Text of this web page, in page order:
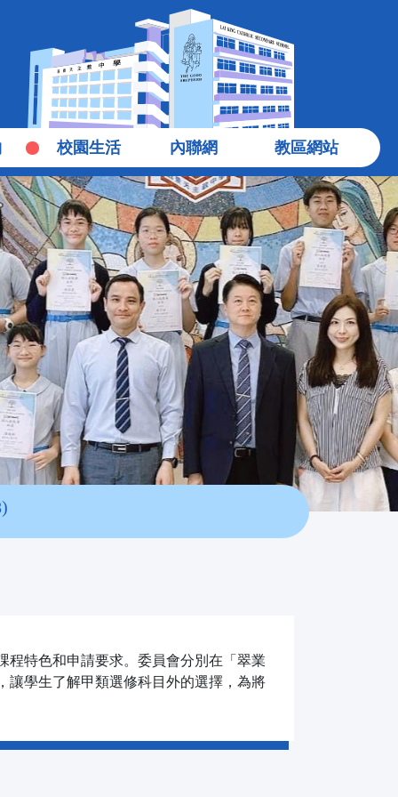
校園生活 內聯網 教區網站
程特色和申請要求。委員會分別在「翠業
讓學生了解甲類選修科目外的選擇，為將